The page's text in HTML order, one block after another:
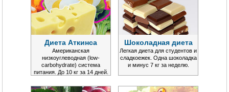
Диета Аткинса
Американская
низкоуглеводная (low-
carbohydrate) система
питания. До 10 кг за 14 дней.
Шоколадная диета
Легкая диета для студентов и
сладкоежек. Одна шоколадка
и минус 7 кг за неделю.